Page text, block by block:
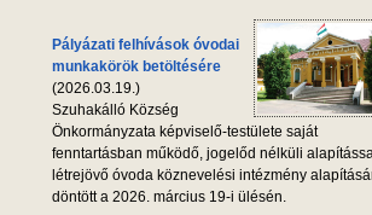
Pályázati felhívások óvodai
munkakörök betöltésére
(2026.03.19.)
Szuhakálló Község
Önkormányzata képviselő-testülete saját
fenntartásban működő, jogelőd nélküli
létrejövő óvoda köznevelési intézmény
döntött a 2026. március 19-i ülésén.